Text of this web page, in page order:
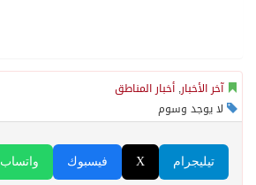
آخر الأخبار, أخبار المناطق
لا يوجد وسوم
واتساب فيسبوك X تيليجرام